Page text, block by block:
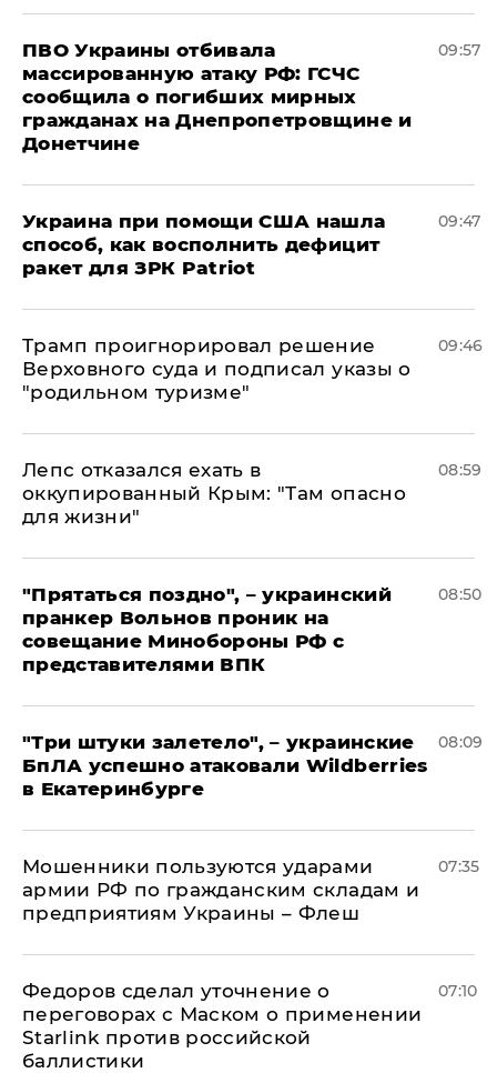
ПВО Украины отбивала
массированную атаку РФ: ГСЧС
сообщила о погибших мирных
гражданах на Днепропетровщине и
Донетчине
09:57
Украина при помощи США нашла
способ, как восполнить дефицит
ракет для ЗРК Patriot
09:47
Трамп проигнорировал решение
Верховного суда и подписал указы о
"родильном туризме"
09:46
Лепс отказался ехать в
оккупированный Крым: "Там опасно
для жизни"
08:59
"Прятаться поздно", – украинский
пранкер Вольнов проник на
совещание Минобороны РФ с
представителями ВПК
08:50
"Три штуки залетело", – украинские
БпЛА успешно атаковали Wildberries
в Екатеринбурге
08:09
Мошенники пользуются ударами
армии РФ по гражданским складам и
предприятиям Украины – Флеш
07:35
Федоров сделал уточнение о
переговорах с Маском о применении
Starlink против российской
баллистики
07:10